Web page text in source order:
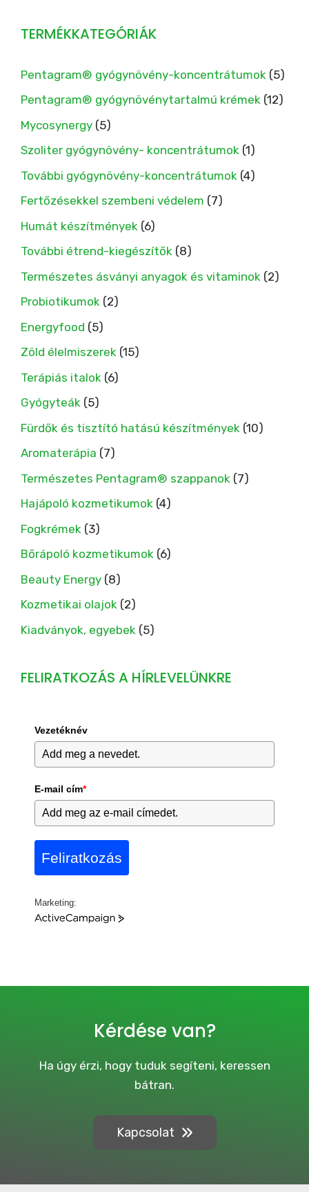
TERMÉKKATEGÓRIÁK
Pentagram® gyógynövény-koncentrátumok (5)
Pentagram® gyógynövénytartalmú krémek (12)
Mycosynergy (5)
Szoliter gyógynövény- koncentrátumok (1)
További gyógynövény-koncentrátumok (4)
Fertőzésekkel szembeni védelem (7)
Humát készítmények (6)
További étrend-kiegészítők (8)
Természetes ásványi anyagok és vitaminok (2)
Probiotikumok (2)
Energyfood (5)
Zöld élelmiszerek (15)
Terápiás italok (6)
Gyógyteák (5)
Fürdők és tisztító hatású készítmények (10)
Aromaterápia (7)
Természetes Pentagram® szappanok (7)
Hajápoló kozmetikumok (4)
Fogkrémek (3)
Bőrápoló kozmetikumok (6)
Beauty Energy (8)
Kozmetikai olajok (2)
Kiadványok, egyebek (5)
FELIRATKOZÁS A HÍRLEVELÜNKRE
Vezetéknév
E-mail cím*
Feliratkozás
Marketing:
A
e
Kérdése van?
Ha úgy érzi, hogy tuduk segíteni, keressen
bátran.
Kapcsolat